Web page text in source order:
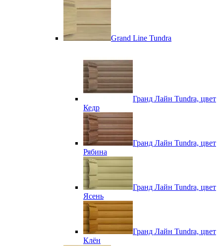
Grand Line Tundra
Гранд Лайн Tundra, цвет
Кедр
Гранд Лайн Tundra, цвет
Рябина
Гранд Лайн Tundra, цвет
Ясень
Гранд Лайн Tundra, цвет
Клён